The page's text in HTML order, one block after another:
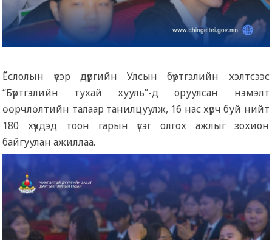
Ёслолын үеэр дүүргийн Улсын бүртгэлийн хэлтсээс
“Бүртгэлийн тухай хууль”-д оруулсан нэмэлт
өөрчлөлтийн талаар танилцуулж, 16 нас хүрч буй нийт
180 хүүхдэд тоон гарын үсэг олгох ажлыг зохион
байгуулан ажиллаа.